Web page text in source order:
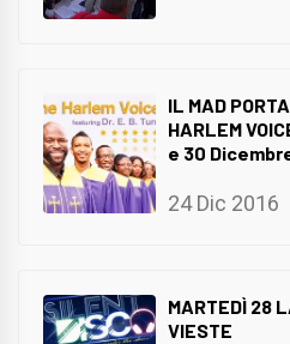
IL MAD
HARLEM
e 30
24 Dic 2016
MARTEDÌ 28
VIESTE